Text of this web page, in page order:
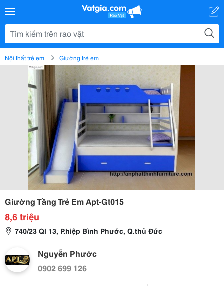
Nội thất trẻ em Giường trẻ em
Giường Tầng Trẻ Em Apt-Gt015
8,6 triệu
740/23 Ql 13, P.hiệp Bình Phước, Q.thủ Đức
Nguyễn Phước
0902 699 126